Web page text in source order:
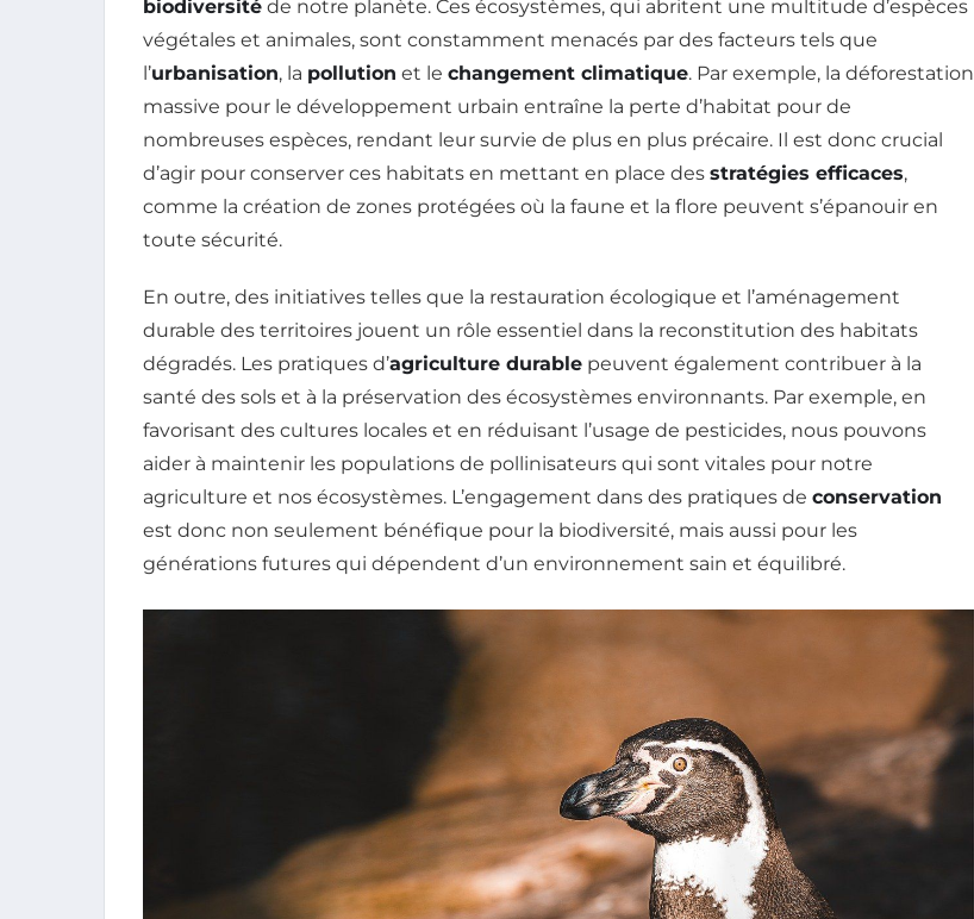
biodiversité de notre planète. Ces écosystèmes, qui abritent une multitude d’espèces
végétales et animales, sont constamment menacés par des facteurs tels que
l’urbanisation, la pollution et le changement climatique. Par exemple, la déforestation
massive pour le développement urbain entraîne la perte d’habitat pour de
nombreuses espèces, rendant leur survie de plus en plus précaire. Il est donc crucial
d’agir pour conserver ces habitats en mettant en place des stratégies efficaces,
comme la création de zones protégées où la faune et la flore peuvent s’épanouir en
toute sécurité.
En outre, des initiatives telles que la restauration écologique et l’aménagement
durable des territoires jouent un rôle essentiel dans la reconstitution des habitats
dégradés. Les pratiques d’agriculture durable peuvent également contribuer à la
santé des sols et à la préservation des écosystèmes environnants. Par exemple, en
favorisant des cultures locales et en réduisant l’usage de pesticides, nous pouvons
aider à maintenir les populations de pollinisateurs qui sont vitales pour notre
agriculture et nos écosystèmes. L’engagement dans des pratiques de conservation
est donc non seulement bénéfique pour la biodiversité, mais aussi pour les
générations futures qui dépendent d’un environnement sain et équilibré.